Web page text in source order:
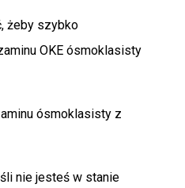
żeby szybko
OKE ósmoklasisty
ósmoklasisty z
nie jesteś w stanie